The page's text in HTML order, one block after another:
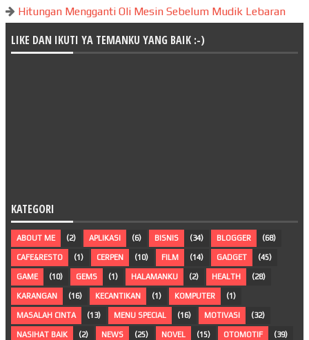
Hitungan Mengganti Oli Mesin Sebelum Mudik Lebaran
LIKE DAN IKUTI YA TEMANKU YANG BAIK :-)
KATEGORI
ABOUT ME (2) APLIKASI (6) BISNIS (34) BLOGGER (68)
CAFE&RESTO (1) CERPEN (10) FILM (14) GADGET (45)
GAME (10) GEMS (1) HALAMANKU (2) HEALTH (28)
KARANGAN (16) KECANTIKAN (1) KOMPUTER (1)
MASALAH CINTA (13) MENU SPECIAL (16) MOTIVASI (32)
NASIHAT BAIK (2) NEWS (25) NOVEL (15) OTOMOTIF (39)